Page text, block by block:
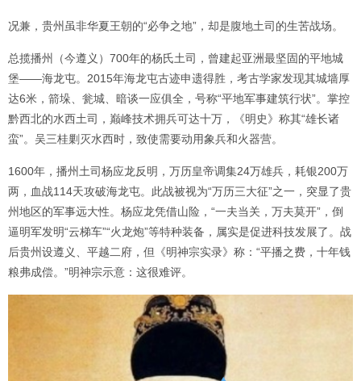
况兼，贵州虽非华夏王朝的“必争之地”，却是腹地土司的生苦战场。
总揽播州（今遵义）700年的杨氏土司，曾建起亚洲最坚固的平地城
堡——海龙屯。2015年海龙屯古迹申遗得胜，考古学家发现其城墙厚
达6米，箭垛、瓮城、暗谈一应俱全，号称“平地军事建筑行状”。掌控
黔西北的水西土司，巅峰技术拥兵可达十万，《明史》称其“雄长诸
蛮”。吴三桂剿灭水西时，致使需要动用象兵和火器营。
1600年，播州土司杨应龙反明，万历皇帝调集24万雄兵，耗银200万
两，血战114天攻破海龙屯。此战被视为“万历三大征”之一，突显了贵
州地区的军事远大性。杨应龙凭借山险，“一夫当关，万夫莫开”，倒
逼明军发明“云梯车”“火龙炮”等特种装备，属实是促进科技发展了。战
后贵州设遵义、平越二府，但《明神宗实录》称：“平播之费，十年钱
粮弗成偿。”明神宗示意：这很难评。